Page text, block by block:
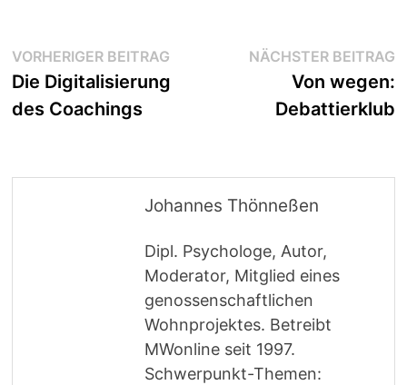
Beitragsnavigation
VORHERIGER BEITRAG Vorheriger
Beitrag:
Die Digitalisierung
des Coachings
NÄCHSTER BEITRAG
Von wegen:
Debattierklub
Johannes Thönneßen
Dipl. Psychologe, Autor,
Moderator, Mitglied eines
genossenschaftlichen
Wohnprojektes. Betreibt
MWonline seit 1997.
Schwerpunkt-Themen: